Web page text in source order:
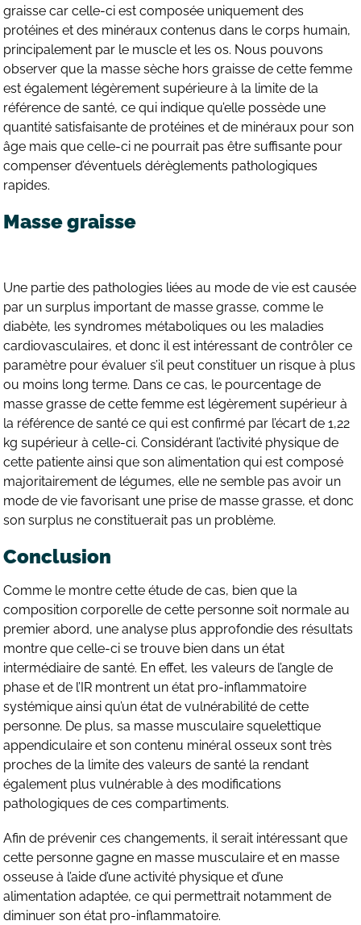
graisse car celle-ci est composée uniquement des
protéines et des minéraux contenus dans le corps humain,
principalement par le muscle et les os. Nous pouvons
observer que la masse sèche hors graisse de cette femme
est également légèrement supérieure à la limite de la
référence de santé, ce qui indique qu’elle possède une
quantité satisfaisante de protéines et de minéraux pour son
âge mais que celle-ci ne pourrait pas être suffisante pour
compenser d’éventuels dérèglements pathologiques
rapides.
Masse graisse
Une partie des pathologies liées au mode de vie est causée
par un surplus important de masse grasse, comme le
diabète, les syndromes métaboliques ou les maladies
cardiovasculaires, et donc il est intéressant de contrôler ce
paramètre pour évaluer s’il peut constituer un risque à plus
ou moins long terme. Dans ce cas, le pourcentage de
masse grasse de cette femme est légèrement supérieur à
la référence de santé ce qui est confirmé par l’écart de 1,22
kg supérieur à celle-ci. Considérant l’activité physique de
cette patiente ainsi que son alimentation qui est composé
majoritairement de légumes, elle ne semble pas avoir un
mode de vie favorisant une prise de masse grasse, et donc
son surplus ne constituerait pas un problème.
Conclusion
Comme le montre cette étude de cas, bien que la
composition corporelle de cette personne soit normale au
premier abord, une analyse plus approfondie des résultats
montre que celle-ci se trouve bien dans un état
intermédiaire de santé. En effet, les valeurs de l’angle de
phase et de l’IR montrent un état pro-inflammatoire
systémique ainsi qu’un état de vulnérabilité de cette
personne. De plus, sa masse musculaire squelettique
appendiculaire et son contenu minéral osseux sont très
proches de la limite des valeurs de santé la rendant
également plus vulnérable à des modifications
pathologiques de ces compartiments.
Afin de prévenir ces changements, il serait intéressant que
cette personne gagne en masse musculaire et en masse
osseuse à l’aide d’une activité physique et d’une
alimentation adaptée, ce qui permettrait notamment de
diminuer son état pro-inflammatoire.